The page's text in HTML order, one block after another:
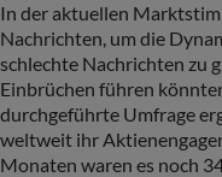
In der aktuellen
Nachrichten, um die
schlechte Nachrichten zu
Einbrüchen führen
durchgeführte Umfrage
weltweit ihr
Monaten waren es noch